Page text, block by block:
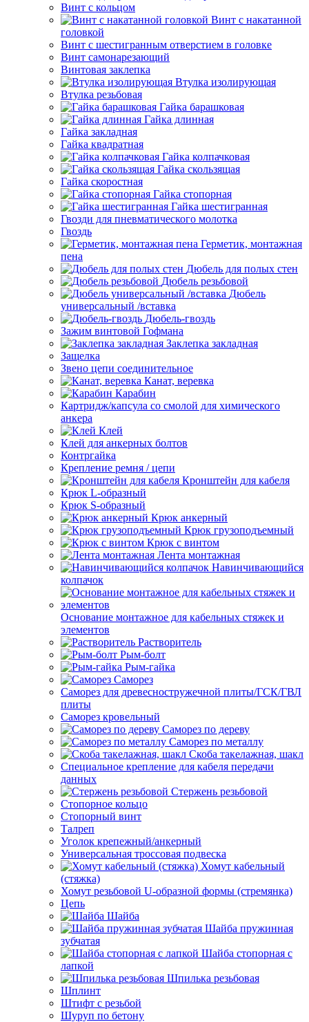
Винт с кольцом
Винт с накатанной
головкой
Винт с шестигранным отверстием в головке
Винт самонарезающий
Винтовая заклепка
Втулка изолирующая
Втулка резьбовая
Гайка барашковая
Гайка длинная
Гайка закладная
Гайка квадратная
Гайка колпачковая
Гайка скользящая
Гайка скоростная
Гайка стопорная
Гайка шестигранная
Гвозди для пневматического молотка
Гвоздь
Герметик, монтажная
пена
Дюбель для полых стен
Дюбель резьбовой
Дюбель
универсальный /вставка
Дюбель-гвоздь
Зажим винтовой Гофмана
Заклепка закладная
Защелка
Звено цепи соединительное
Канат, веревка
Карабин
Картридж/капсула со смолой для химического
анкера
Клей
Клей для анкерных болтов
Контргайка
Крепление ремня / цепи
Кронштейн для кабеля
Крюк L-образный
Крюк S-образный
Крюк анкерный
Крюк грузоподъемный
Крюк с винтом
Лента монтажная
Навинчивающийся
колпачок
Основание монтажное для кабельных стяжек и
элементов
Растворитель
Рым-болт
Рым-гайка
Саморез
Саморез для древесностружечной плиты/ГСК/ГВЛ
плиты
Саморез кровельный
Саморез по дереву
Саморез по металлу
Скоба такелажная, шакл
Специальное крепление для кабеля передачи
данных
Стержень резьбовой
Стопорное кольцо
Стопорный винт
Талреп
Уголок крепежный/анкерный
Универсальная троссовая подвеска
Хомут кабельный
(стяжка)
Хомут резьбовой U-образной формы (стремянка)
Цепь
Шайба
Шайба пружинная
зубчатая
Шайба стопорная с
лапкой
Шпилька резьбовая
Шплинт
Штифт с резьбой
Шуруп по бетону